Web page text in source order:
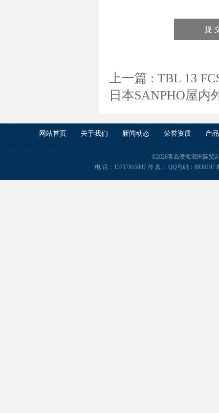
上一篇 : TBL 13
日本SANPHO屋内
网站首页 关于我们 新闻动态 荣誉资质 产
©2026青岛澳海源国际贸
电 话：13717955887 传 真： QQ号码：